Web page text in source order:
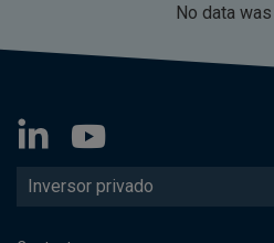
No data
Inversor privado